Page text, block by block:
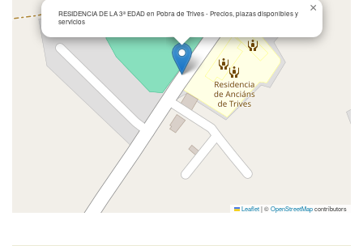
RESIDENCIA DE LA 3ª EDAD en Pobra de Trives - Precios, plazas disponibles y
servicios
×
Leaflet|©OpenStreetMapcontributors